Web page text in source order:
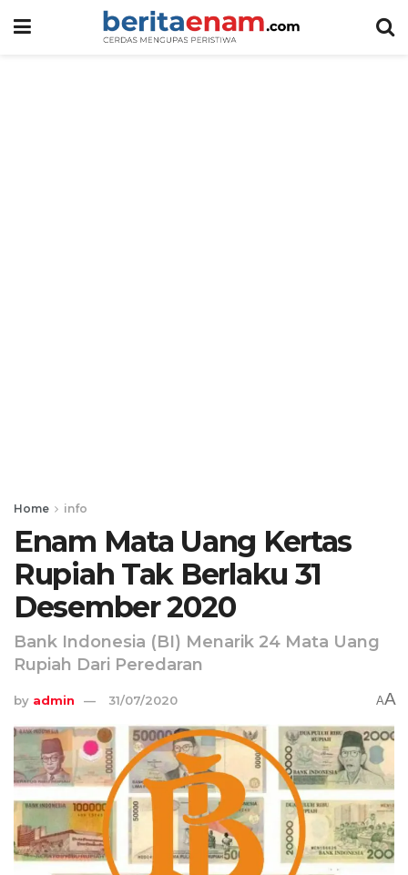
Home info
Enam Mata Uang Kertas
Rupiah Tak Berlaku 31
Desember 2020
Bank Indonesia (BI) Menarik 24 Mata Uang
Rupiah Dari Peredaran
by admin 31/07/2020 AA